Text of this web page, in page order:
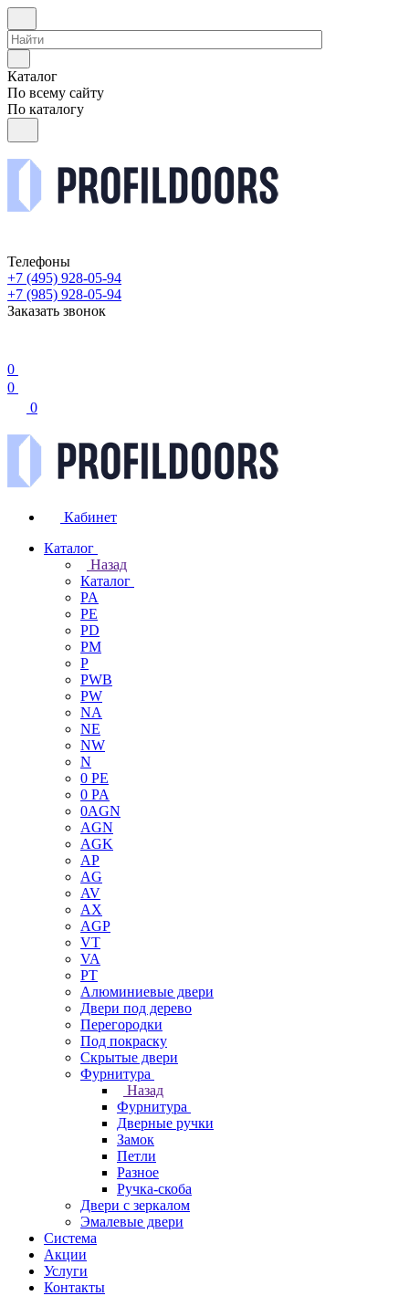
Каталог
По всему сайту
По каталогу
Телефоны
+7 (495) 928-05-94
+7 (985) 928-05-94
Заказать звонок
0
0
0
Кабинет
Каталог
Назад
Каталог
PA
PE
PD
PM
P
PWB
PW
NA
NE
NW
N
0 PE
0 PA
0AGN
AGN
AGK
AP
AG
AV
AX
AGP
VT
VA
PT
Алюминиевые двери
Двери под дерево
Перегородки
Под покраску
Скрытые двери
Фурнитура
Назад
Фурнитура
Дверные ручки
Замок
Петли
Разное
Ручка-скоба
Двери с зеркалом
Эмалевые двери
Система
Акции
Услуги
Контакты